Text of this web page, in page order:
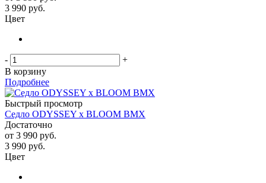
3 990 руб.
Цвет
-
+
В корзину
Подробнее
Быстрый просмотр
Седло ODYSSEY x BLOOM BMX
Достаточно
от 3 990 руб.
3 990 руб.
Цвет